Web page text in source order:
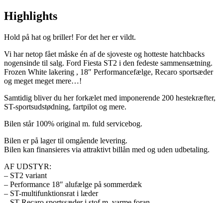
Highlights
Hold på hat og briller! For det her er vildt.
Vi har netop fået måske én af de sjoveste og hotteste hatchbacks
nogensinde til salg. Ford Fiesta ST2 i den fedeste sammensætning.
Frozen White lakering , 18″ Performancefælge, Recaro sportsæder
og meget meget mere…!
Samtidig bliver du her forkælet med imponerende 200 hestekræfter,
ST-sportsudstødning, fartpilot og mere.
Bilen står 100% original m. fuld servicebog.
Bilen er på lager til omgående levering.
Bilen kan finansieres via attraktivt billån med og uden udbetaling.
AF UDSTYR:
– ST2 variant
– Performance 18″ alufælge på sommerdæk
– ST-multifunktionsrat i læder